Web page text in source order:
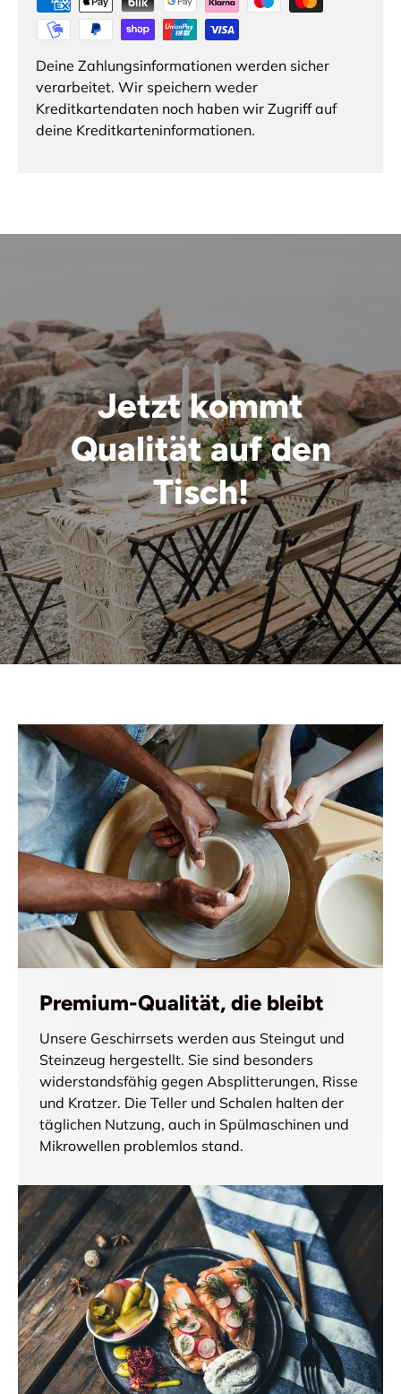
Deine Zahlungsinformationen werden sicher
verarbeitet. Wir speichern weder
Kreditkartendaten noch haben wir Zugriff auf
deine Kreditkarteninformationen.
Jetzt kommt
Qualität auf den
Tisch!
Premium-Qualität, die bleibt
Unsere Geschirrsets werden aus Steingut und
Steinzeug hergestellt. Sie sind besonders
widerstandsfähig gegen Absplitterungen, Risse
und Kratzer. Die Teller und Schalen halten der
täglichen Nutzung, auch in Spülmaschinen und
Mikrowellen problemlos stand.